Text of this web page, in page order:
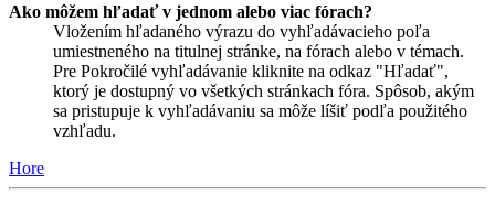
Ako môžem hľadať v jednom alebo viac fórach?
Vložením hľadaného výrazu do vyhľadávacieho poľa
umiestneného na titulnej stránke, na fórach alebo v témach.
Pre Pokročilé vyhľadávanie kliknite na odkaz "Hľadať",
ktorý je dostupný vo všetkých stránkach fóra. Spôsob, akým
sa pristupuje k vyhľadávaniu sa môže líšiť podľa použitého
vzhľadu.
Hore